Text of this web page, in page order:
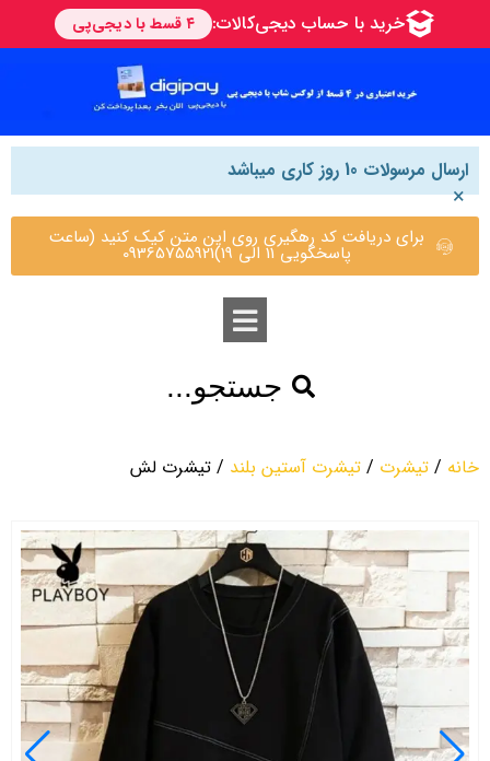
ارسال مرسولات 10 روز کاری میباشد
×
برای دریافت کد رهگیری روی این متن کیک کنید (ساعت
پاسخگویی 11 الی 19)09365755921
جستجو...
خانه / تیشرت / تیشرت آستین بلند / تیشرت لش